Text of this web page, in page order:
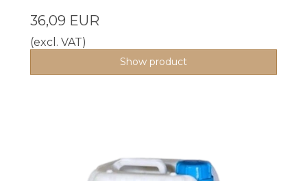
36,09 EUR
(excl. VAT)
Show product